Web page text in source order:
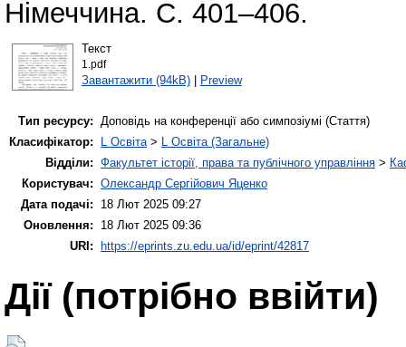
Німеччина. С. 401–406.
Текст
1.pdf
Завантажити (94kB)| Preview
Тип ресурсу: Доповідь на конференції або симпозіумі (Стаття)
Класифікатор:
L Освіта> L Освіта (Загальне)
Відділи: Факультет історії, права та публічного управління >
Користувач: Олександр Сергійович Яценко
Дата подачі:
18 Лют 2025 09:27
Оновлення:
18 Лют 2025 09:36
URI:
https://eprints.zu.edu.ua/id/eprint/42817
Дії ​​(потрібно ввійти)